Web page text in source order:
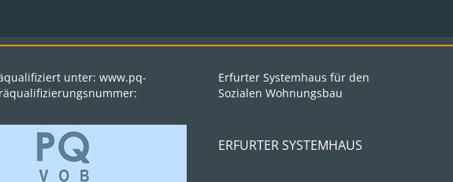
unter: www.pq-
Erfurter Systemhaus für den
Sozialen Wohnungsbau
ERFURTER SYSTEMHAUS